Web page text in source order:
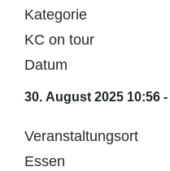
Kategorie
KC on tour
Datum
30. August 2025 10:56 -
Veranstaltungsort
Essen